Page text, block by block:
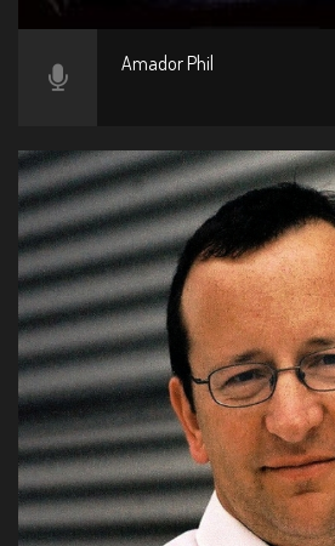
Amador Phil